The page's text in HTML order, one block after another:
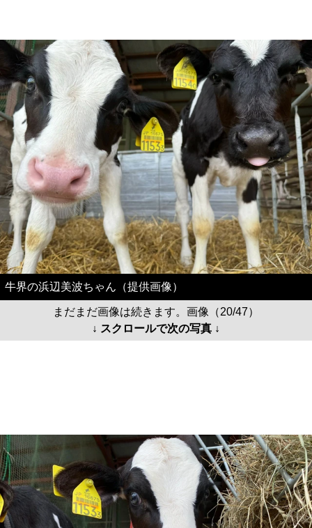
牛界の浜辺美波ちゃん（提供画像）
まだまだ画像は続きます。画像（20/47）
↓ スクロールで次の写真 ↓